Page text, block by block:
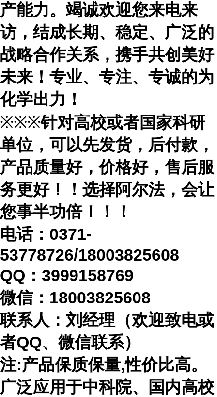
产能力。竭诚欢迎您来电来
访，结成长期、稳定、广泛的
战略合作关系，携手共创美好
未来！专业、专注、专诚的为
化学出力！
※※※针对高校或者国家科研
单位，可以先发货，后付款，
产品质量好，价格好，售后服
务更好！！选择阿尔法，会让
您事半功倍！！！
电话： 0371-
53778726/18003825608
QQ：3999158769
微信： 18003825608
联系人：刘经理（欢迎致电或
者QQ、微信联系）
注:产品保质保量,性价比高。
广泛应用于中科院、国内高校